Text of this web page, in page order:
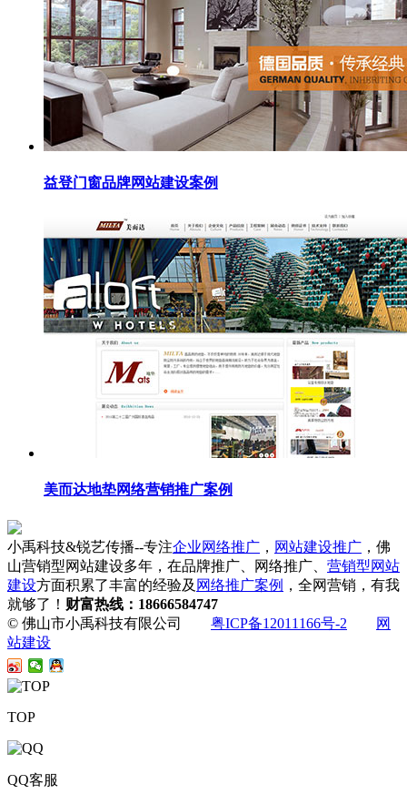
益登门窗品牌网站建设案例
美而达地垫网络营销推广案例
小禹科技&锐艺传播--专注企业网络推广 ， 网站建设推广 ，佛
山营销型网站建设多年，在品牌推广、网络推广、 营销型网站
建设方面积累了丰富的经验及 网络推广案例 ，全网营销，有我
就够了！ 财富热线：18666584747
© 佛山市小禹科技有限公司 粤ICP备12011166号-2
网
站建设
TOP
QQ客服